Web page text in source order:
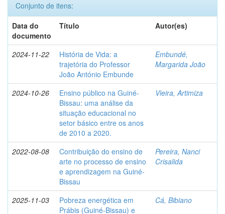
Conjunto de itens:
Data do
documento
Título Autor(es)
2024-11-22
História de Vida: a
trajetória do Professor
João António Embunde
Embundé,
Margarida João
2024-10-26
Ensino público na Guiné-
Bissau: uma análise da
situação educacional no
setor básico entre os anos
de 2010 a 2020.
Vieira, Artimiza
2022-08-08
Contribuição do ensino de
arte no processo de ensino
e aprendizagem na Guiné-
Bissau
Pereira, Nanci
Crisalida
2025-11-03
Pobreza energética em
Prábis (Guiné-Bissau) e
Cá, Bibiano